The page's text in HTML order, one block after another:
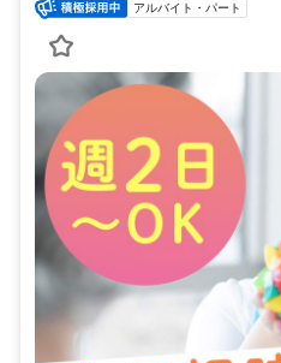
アルバイト・パート